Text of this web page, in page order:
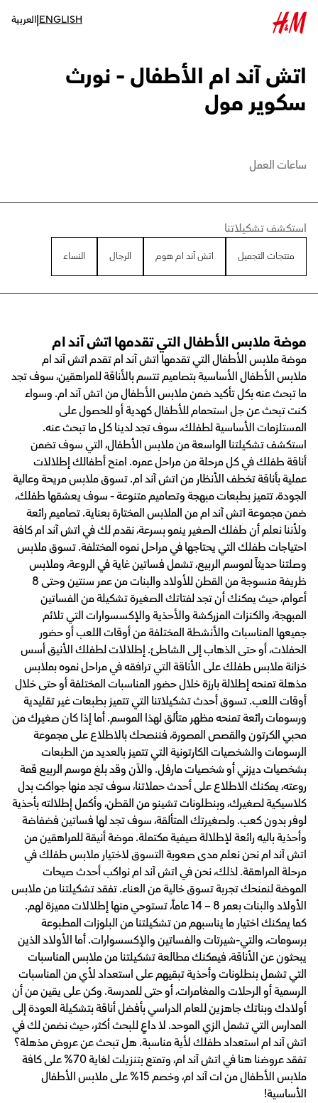
ENGLISH
|العربية
اتش آند ام الأطفال - نورث
سكوير مول
ساعات العمل
استكشف تشكيلاتنا
منتجات التجميل اتش آند ام هوم الرجال النساء
موضة ملابس الأطفال التي تقدمها اتش آند ام
موضة ملابس الأطفال التي تقدمها اتش آند ام تقدم اتش آند ام
ملابس الأطفال الأساسية بتصاميم تتسم بالأناقة للمراهقين، سوف تجد
ما تبحث عنه بكل تأكيد ضمن ملابس الأطفال من اتش آند ام. وسواء
كنت تبحث عن جل استحمام للأطفال كهدية أو للحصول على
المستلزمات الأساسية لطفلك، سوف تجد لدينا كل ما تبحث عنه.
استكشف تشكيلتنا الواسعة من ملابس الأطفال، التي سوف تضمن
أناقة طفلك في كل مرحلة من مراحل عمره. امنح أطفالك إطلالات
عملية بأناقة تخطف الأنظار من اتش آند ام. تسوق ملابس مريحة وعالية
الجودة، تتميز بطبعات مبهجة وتصاميم متنوعة - سوف يعشقها طفلك،
ضمن مجموعة اتش آند ام من الملابس المختارة بعناية. تصاميم رائعة
ولأننا نعلم أن طفلك الصغير ينمو بسرعة، نقدم لك في اتش آند ام كافة
احتياجات طفلك التي يحتاجها في مراحل نموه المختلفة. تسوق ملابس
وصلتنا حديثاً لموسم الربيع، تشمل فساتين غاية في الروعة، وملابس
ظريفة منسوجة من القطن للأولاد والبنات من عمر سنتين وحتى 8
أعوام، حيث يمكنك أن تجد لفتاتك الصغيرة تشكيلة من الفساتين
المبهجة، والكنزات المزركشة والأحذية والإكسسوارات التي تلائم
جميعها المناسبات والأنشطة المختلفة من أوقات اللعب أو حضور
الحفلات، أو حتى الذهاب إلى الشاطئ. إطلالات لطفلك الأنيق أسس
خزانة ملابس طفلك على الأناقة التي ترافقه في مراحل نموه بملابس
مذهلة تمنحه إطلالة بارزة خلال حضور المناسبات المختلفة أو حتى خلال
أوقات اللعب. تسوق أحدث تشكيلاتنا التي تتميز بطبعات غير تقليدية
ورسومات رائعة تمنحه مظهر متألق لهذا الموسم. أما إذا كان صغيرك من
محبي الكرتون والقصص المصورة، فننصحك بالاطلاع على مجموعة
الرسومات والشخصيات الكارتونية التي تتميز بالعديد من الطبعات
بشخصيات ديزني أو شخصيات مارفل. والآن وقد بلغ موسم الربيع قمة
روعته، يمكنك الاطلاع على أحدث حملاتنا، سوف تجد منها جواكت بدل
كلاسيكية لصغيرك، وبنطلونات تشينو من القطن، وأكمل إطلالته بأحذية
لوفر بدون كعب. ولصغيرتك المتألقة، سوف تجد لها فساتين فضفاضة
وأحذية باليه رائعة لإطلالة صيفية مكتملة. موضة أنيقة للمراهقين من
اتش آند ام نحن نعلم مدى صعوبة التسوق لاختيار ملابس طفلك في
مرحلة المراهقة. لذلك، نحن في اتش آند ام نواكب أحدث صيحات
الموضة لنمنحك تجربة تسوق خالية من العناء. تفقد تشكيلتنا من ملابس
الأولاد والبنات بعمر 8 – 14 عاماً، تستوحي منها إطلالات مميزة لهم.
كما يمكنك اختيار ما يناسبهم من تشكيلتنا من البلوزات المطبوعة
برسومات، والتي-شيرتات والفساتين والإكسسوارات. أما الأولاد الذين
يبحثون عن الأناقة، فيمكنك مطالعة تشكيلتنا من ملابس المناسبات
التي تشمل بنطلونات وأحذية تبقيهم على استعداد لأي من المناسبات
الرسمية أو الرحلات والمغامرات، أو حتى للمدرسة. وكن على يقين من أن
أولادك وبناتك جاهزين للعام الدراسي بأفضل أناقة بتشكيلة العودة إلى
المدارس التي تشمل الزي الموحد. لا داعٍ للبحث أكثر، حيث نضمن لك في
اتش آند ام استعداد طفلك لأية مناسبة. هل تبحث عن عروض مذهلة؟
تفقد عروضنا هنا في اتش آند ام، وتمتع بتنزيلت لغاية 70% على كافة
ملابس الأطفال من ات آند ام، وخصم 15% على ملابس الأطفال
الأساسية!